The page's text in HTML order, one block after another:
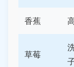
香蕉
草莓